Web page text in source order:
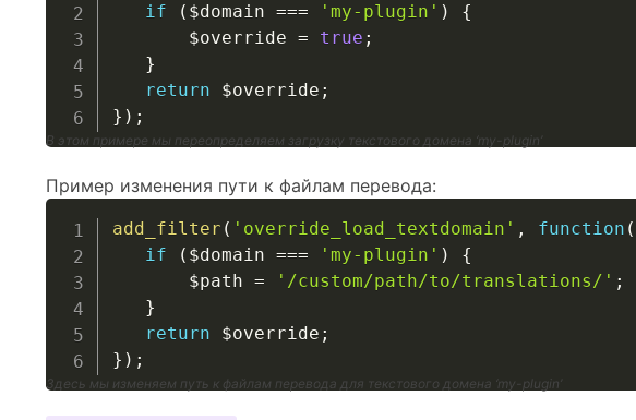
if
( $domain === 'my-plugin' )
{
$override = true ;
}
return
$override ;
} ) ;
В этом примере мы переопределяем загрузку текстового домена ‘my-plugin’
Пример изменения пути к файлам перевода:
add_filter ( 'override_load_textdomain' , function (
if
( $domain === 'my-plugin' )
{
$path = '/custom/path/to/translations/' ;
}
return
$override ;
} ) ;
Здесь мы изменяем путь к файлам перевода для текстового домена ‘my-plugin’